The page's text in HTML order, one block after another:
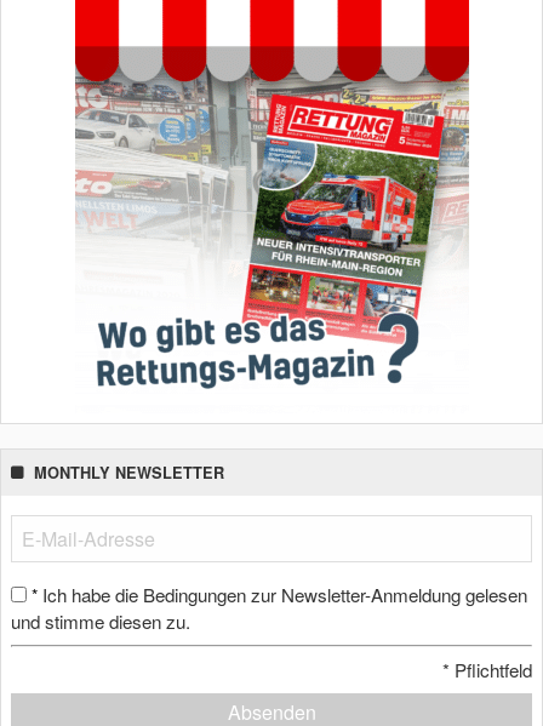
MONTHLY NEWSLETTER
* Ich habe die Bedingungen zur Newsletter-Anmeldung gelesen
und stimme diesen zu.
* Pflichtfeld
Absenden